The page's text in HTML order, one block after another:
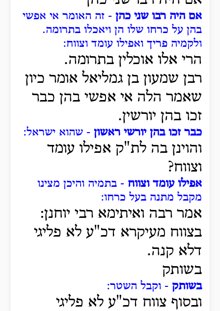
אם היה רבו שני כהן - זה האומר אי אפשי
בהן על כרחו שלו הן ויאכלו בתרומה.
ולקמיה פריך ואפילו עומד וצווח:
הרי אלו אוכלין בתרומה.
רבן שמעון בן גמליאל אומר כיון
שאמר הלה אי אפשי בהן כבר
זכו בהן יורשין.
כבר זכו בהן יורשי ראשון - שהוא ישראל:
והוינן בה לת"ק אפילו עומד
וצווח?
אפילו עומד וצווח - בתמיה והיכן מצינו
מקבל מתנה בעל כרחו:
אמר רבה ואיתימא רבי יוחנן:
בצווח מעיקרא דכ"ע לא פליגי
דלא קנה.
בשותק
בשותק - וקבל השטר:
ובסוף צווח דכ"ע לא פליגי